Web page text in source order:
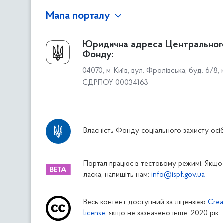
Мапа порталу
Про Фонд
Керівництво
Структура Фонду
Територіальні відділення
Дніпропетровське відділення
Житомирське відділення
Закарпатське відділення
Запорізьке відділення
Івано-Франківське відділення
Юридична адреса
Фонду:
04070, м. Київ, вул. Фролівська, буд. 6/8,
ЄДРПОУ 00034163
Власність Фонду соціального захисту осіб
Портал працює в тестовому режимі. Якщо
ласка, напишіть нам: info@ispf.gov.ua
Весь контент доступний за ліцензією
license, якщо не зазначено інше. 2020 рік